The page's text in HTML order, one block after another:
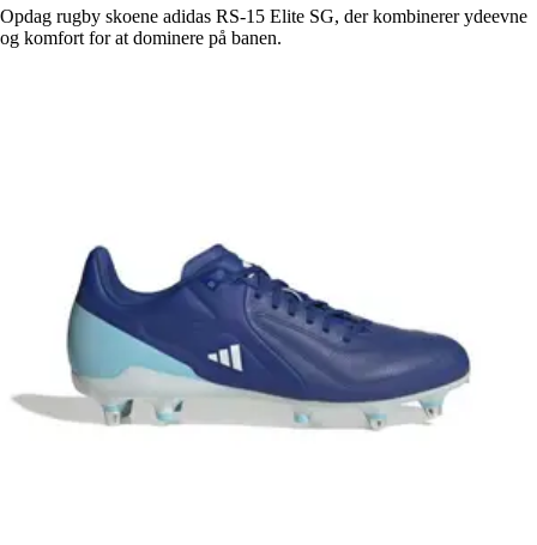
Opdag rugby skoene adidas RS-15 Elite SG, der kombinerer ydeevne
og komfort for at dominere på banen.